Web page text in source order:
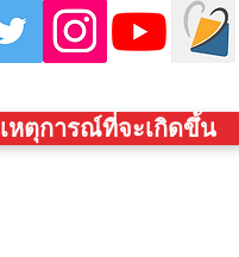
เหตุการณ์ที่จะเกิดขึ้น